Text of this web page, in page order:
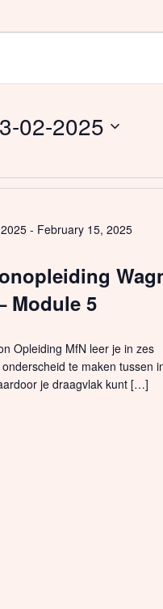
02-2025
Module 5
- February 15, 2025
Opleiding MfN leer je in zes
te maken tussen
je draagvlak kunt […]